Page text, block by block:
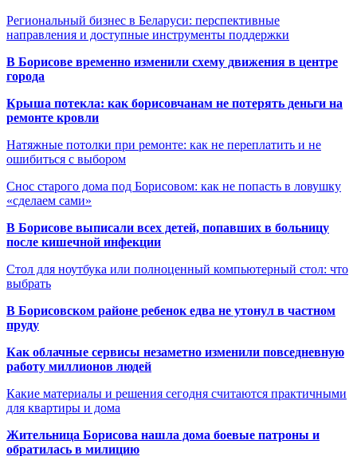
Региональный бизнес в Беларуси: перспективные
направления и доступные инструменты поддержки
В Борисове временно изменили схему движения в центре
города
Крыша потекла: как борисовчанам не потерять деньги на
ремонте кровли
Натяжные потолки при ремонте: как не переплатить и не
ошибиться с выбором
Снос старого дома под Борисовом: как не попасть в ловушку
«сделаем сами»
В Борисове выписали всех детей, попавших в больницу
после кишечной инфекции
Стол для ноутбука или полноценный компьютерный стол: что
выбрать
В Борисовском районе ребенок едва не утонул в частном
пруду
Как облачные сервисы незаметно изменили повседневную
работу миллионов людей
Какие материалы и решения сегодня считаются практичными
для квартиры и дома
Жительница Борисова нашла дома боевые патроны и
обратилась в милицию